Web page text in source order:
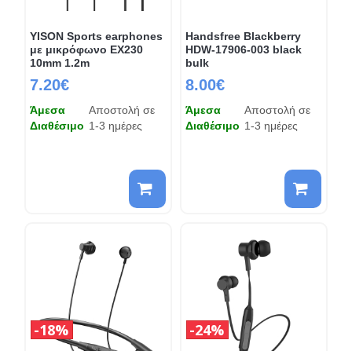
YISON Sports earphones
με μικρόφωνο EX230
10mm 1.2m
7.20€
Άμεσα
Διαθέσιμο
Αποστολή σε
1-3 ημέρες
Handsfree Blackberry
HDW-17906-003 black
bulk
8.00€
Άμεσα
Διαθέσιμο
Αποστολή σε
1-3 ημέρες
18% 24%